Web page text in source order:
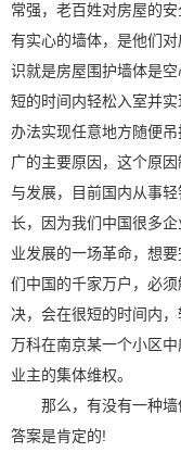
常强，老百姓对房屋的
有实心的墙体，是他们
识就是房屋围护墙体是
短的时间内轻松入室并
办法实现任意地方随便
广的主要原因，这个原
与发展，目前国内从事
长，因为我们中国很多
业发展的一场革命，想
们中国的千家万户，必
决，会在很短的时间内
万科在南京某一个小区
业主的集体维权。
那么，有没有一种
答案是肯定的!